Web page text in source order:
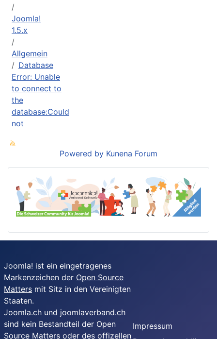
Joomla!
1.5.x
Allgemein
Database
Error: Unable
to connect to
the
database:Could
not
Powered by Kunena Forum
Joomla! ist ein eingetragenes
Markenzeichen der Open Source
Matters mit Sitz in den Vereinigten
Staaten.
Joomla.ch und joomlaverband.ch
sind kein Bestandteil der Open
Source Matters oder des offizellen
Impressum